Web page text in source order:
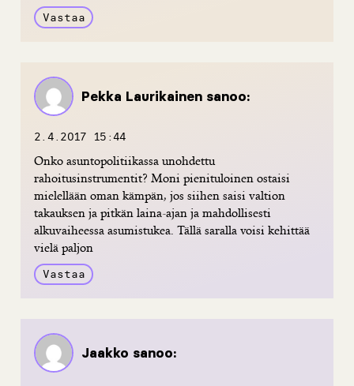
Vastaa
Pekka Laurikainen sanoo:
2.4.2017 15:44
Onko asuntopolitiikassa unohdettu
rahoitusinstrumentit? Moni pienituloinen ostaisi
mielellään oman kämpän, jos siihen saisi valtion
takauksen ja pitkän laina-ajan ja mahdollisesti
alkuvaiheessa asumistukea. Tällä saralla voisi kehittää
vielä paljon
Vastaa
Jaakko sanoo: